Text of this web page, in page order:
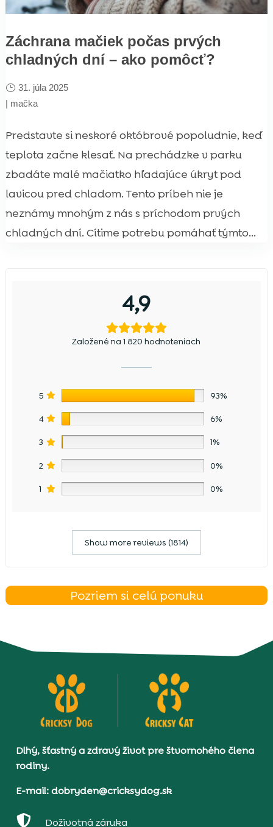
Záchrana mačiek počas prvých
chladných dní – ako pomôcť?
31. júla 2025
| mačka
Predstavte si neskoré októbrové popoludnie, keď
teplota začne klesať. Na prechádzke v parku
zbadáte malé mačiatko hľadajúce úkryt pod
lavicou pred chladom. Tento príbeh nie je
neznámy mnohým z nás s príchodom prvých
chladných dní. Cítime potrebu pomáhať týmto...
4,9
Založené na 1 820 hodnoteniach
5 93%
4 6%
3 1%
2 0%
1 0%
Show more reviews (1814)
Pozriem si celú ponuku
Dlhý, šťastný a zdravý život pre štvornohého člena
rodiny.
E-mail: dobryden@cricksydog.sk
 Doživotná záruka